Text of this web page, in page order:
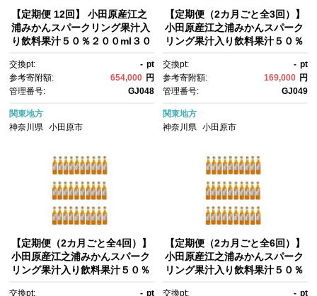
【定期便 12回】 小田原産江之
浦みかんスパークリング果汁入
り飲料果汁５０％２００ml３０
気 おすすめ フルーツ ソーダ 清
涼飲料 セット 定期便 送料無
料 神奈川県 小田原市
交換pt: - pt
参考寄附額:
654,000 円
管理番号:
GJ048
関東地方
神奈川県
小田原市
【定期便（2カ月ごと全3回）】
小田原産江之浦みかんスパーク
リング果汁入り飲料果汁５０％
汁 ドリンク 人気 おすすめ フル
ーツ ソーダ 清涼飲料 セット 定
期便 送料無料 神奈川県 小田原
市
交換pt: - pt
参考寄附額:
169,000 円
管理番号:
GJ049
関東地方
神奈川県 小田原市
【定期便（2カ月ごと全4回）】
小田原産江之浦みかんスパーク
リング果汁入り飲料果汁５０％
交換pt: - pt
【定期便（2カ月ごと全6回）】
小田原産江之浦みかんスパーク
リング果汁入り飲料果汁５０％
交換pt: - pt